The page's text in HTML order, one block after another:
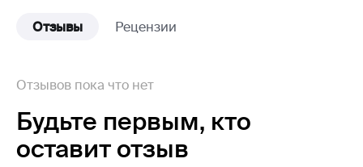
Отзывы Рецензии
Отзывов пока что нет
Будьте первым, кто
оставит отзыв